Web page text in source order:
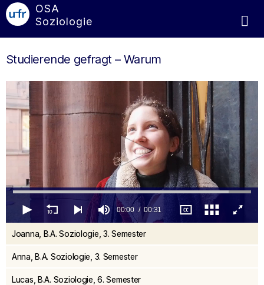
OSA
Soziologie
Studierende gefragt – Warum
seconds
of
31
seconds
00:00 00:31
Joanna, B.A. Soziologie, 3. Semester
Anna, B.A. Soziologie, 3. Semester
Lucas, B.A. Soziologie, 6. Semester